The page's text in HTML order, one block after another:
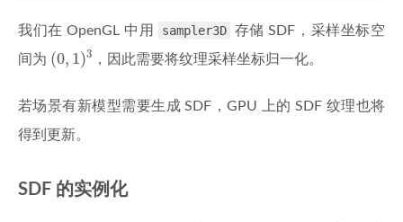
我们在 OpenGL 中用 sampler3D 存储 SDF，采样坐标空
间为 (0, 1)3
(0 1) 3
，因此需要将纹理采样坐标归一化。
若场景有新模型需要生成 SDF，GPU 上的 SDF 纹理也将
得到更新。
SDF 的实例化